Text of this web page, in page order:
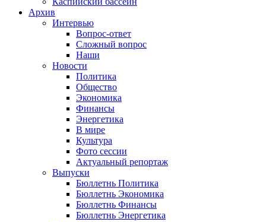
Архив
Интервью
Вопрос-ответ
Сложный вопрос
Наши
Новости
Политика
Общество
Экономика
Финансы
Энергетика
В мире
Культура
Фото сессии
Актуальный репортаж
Выпуски
Бюллетнь Политика
Бюллетнь Экономика
Бюллетнь Финансы
Бюллетнь Энергетика